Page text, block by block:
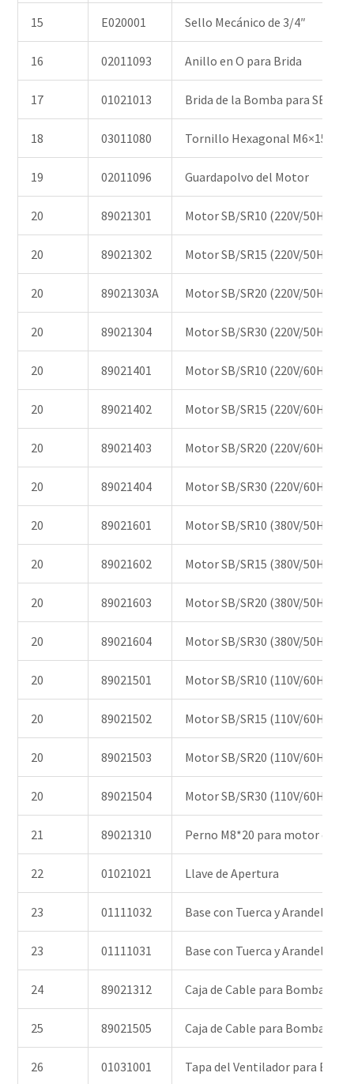
15 E020001 Sello Mecánico de 3/4″
16 02011093 Anillo en O para Brida
17 01021013 Brida de la Bomba para SB/SR
18 03011080 Tornillo Hexagonal M6×15
19 02011096 Guardapolvo del Motor
20 89021301 Motor SB/SR10 (220V/50HZ)
20 89021302 Motor SB/SR15 (220V/50HZ)
20 89021303A Motor SB/SR20 (220V/50HZ)
20 89021304 Motor SB/SR30 (220V/50HZ)
20 89021401 Motor SB/SR10 (220V/60HZ)
20 89021402 Motor SB/SR15 (220V/60HZ)
20 89021403 Motor SB/SR20 (220V/60HZ)
20 89021404 Motor SB/SR30 (220V/60HZ)
20 89021601 Motor SB/SR10 (380V/50HZ)
20 89021602 Motor SB/SR15 (380V/50HZ)
20 89021603 Motor SB/SR20 (380V/50HZ)
20 89021604 Motor SB/SR30 (380V/50HZ)
20 89021501 Motor SB/SR10 (110V/60HZ)
20 89021502 Motor SB/SR15 (110V/60HZ)
20 89021503 Motor SB/SR20 (110V/60HZ)
20 89021504 Motor SB/SR30 (110V/60HZ)
21 89021310 Perno M8*20 para motor con
22 01021021 Llave de Apertura
23 01111032 Base con Tuerca y Arandela
23 01111031 Base con Tuerca y Arandela
24 89021312 Caja de Cable para Bomba SB/
25 89021505 Caja de Cable para Bomba SB/
26 01031001 Tapa del Ventilador para EPH